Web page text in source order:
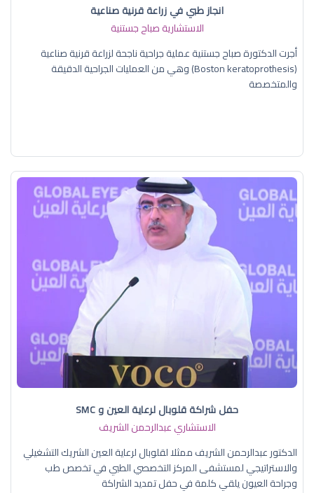
انجاز طبي في زراعة قرنية صناعية
الاستشارية صباح جستنية
أجرت الدكتورة صباح جستنية عملية جراحية ناجحة لزراعة قرنية صناعية
(Boston keratoprothesis) وهي من العمليات الجراحية الدقيقة
والمتخصصة
حفل شراكة قلوبال لرعاية العين و SMC
الاستشاري عبدالرحمن الشريف
الدكتور عبدالرحمن الشريف ممثلا لقلوبال لرعاية العين الشريك التشغيلي
والاستراتيجي لمستشفى المركز التخصصي الطبي في تخصص طب
وجراحة العيون يلقي كلمة في حفل تمديد الشراكة